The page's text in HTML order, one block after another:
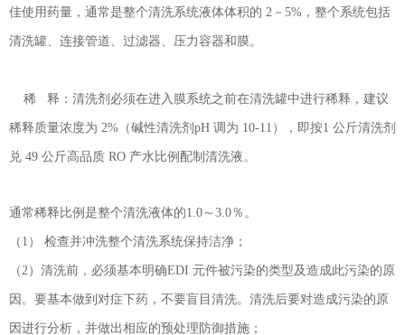
佳使用药量，通常是整个清洗系统液体体积的 2－5%，整个系统包括
清洗罐、连接管道、过滤器、压力容器和膜。
稀 释：清洗剂必须在进入膜系统之前在清洗罐中进行稀释，建议
稀释质量浓度为 2%（碱性清洗剂pH 调为 10-11），即按1 公斤清洗剂
兑 49 公斤高品质 RO 产水比例配制清洗液。
通常稀释比例是整个清洗液体的1.0～3.0％。
（1） 检查并冲洗整个清洗系统保持洁净；
（2）清洗前，必须基本明确EDI 元件被污染的类型及造成此污染的原
因。要基本做到对症下药，不要盲目清洗。清洗后要对造成污染的原
因进行分析，并做出相应的预处理防御措施；